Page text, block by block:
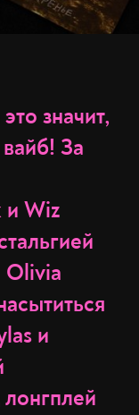
значит,
За
и Wiz
Olivia
и